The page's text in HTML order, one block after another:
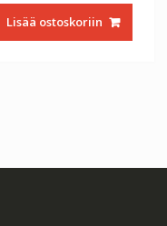
oli:
€56.64.
on:
€31.47.
Lisää ostoskoriin